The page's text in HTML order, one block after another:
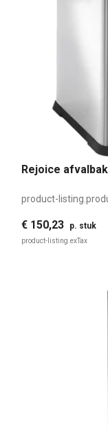
Rejoice
product-
€ 150,23 p. stuk
product-listing.exTax